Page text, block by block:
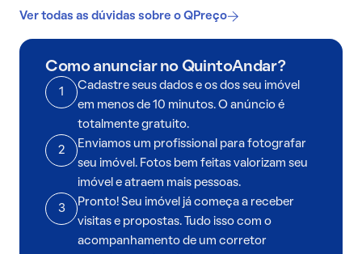
Ver todas as dúvidas sobre o QPreço
Como anunciar no QuintoAndar?
1
Cadastre seus dados e os dos seu imóvel
em menos de 10 minutos. O anúncio é
totalmente gratuito.
2
Enviamos um profissional para fotografar
seu imóvel. Fotos bem feitas valorizam seu
imóvel e atraem mais pessoas.
3
Pronto! Seu imóvel já começa a receber
visitas e propostas. Tudo isso com o
acompanhamento de um corretor